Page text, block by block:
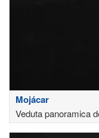
Mojácar
Veduta panoramica